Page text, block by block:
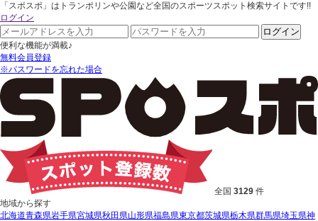
「スポスポ」はトランポリンや公園など全国のスポーツスポット検索サイトです!!
ログイン
ログイン
便利な機能が満載♪
無料会員登録
※パスワードを忘れた場合
全国 3129 件
地域から探す
北海道青森県岩手県宮城県秋田県山形県福島県東京都茨城県栃木県群馬県埼玉県神